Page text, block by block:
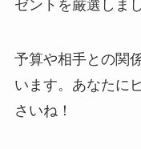
ゼントを厳選しまし
予算や相手との関
います。あなたに
さいね！